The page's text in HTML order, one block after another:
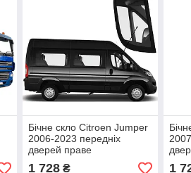
Бічне скло Citroen Jumper
2006-2023 передніх
дверей праве
1 728₴ 1